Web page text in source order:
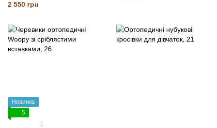
2 550 грн
Новинка
5
1